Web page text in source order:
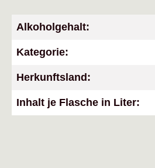
Alkoholgehalt:
Kategorie:
Herkunftsland:
Inhalt je Flasche in Liter: